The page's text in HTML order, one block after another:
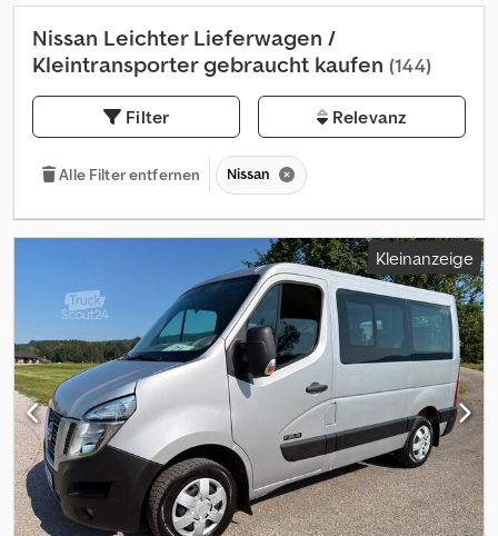
Nissan Leichter Lieferwagen /
Kleintransporter gebraucht kaufen (144)
Filter Relevanz
Alle Filter entfernen Nissan
Kleinanzeige